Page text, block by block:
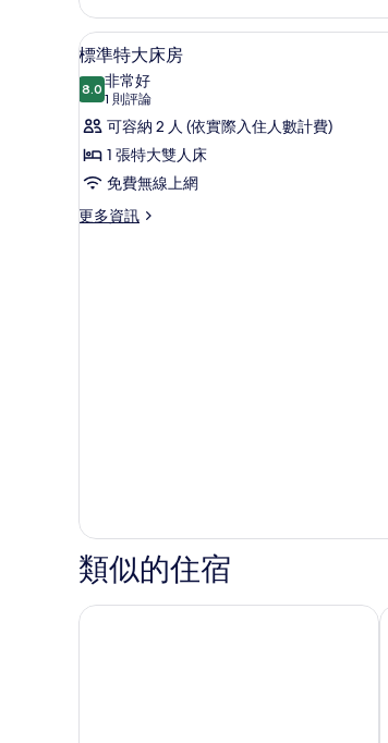
客
房
的
情
顯
示
標
準
特
大
床
遮光布/窗簾
1
標準特大床房
8.08.0 分，滿分 10 分
非常好
1 則評論
(1
則
評
論)
可容納 2 人 (依實際入住人數計費)
1 張特大雙人床
免費無線上網
更多資訊
更
類似的住宿
悉尼機場宜必思快捷飯店